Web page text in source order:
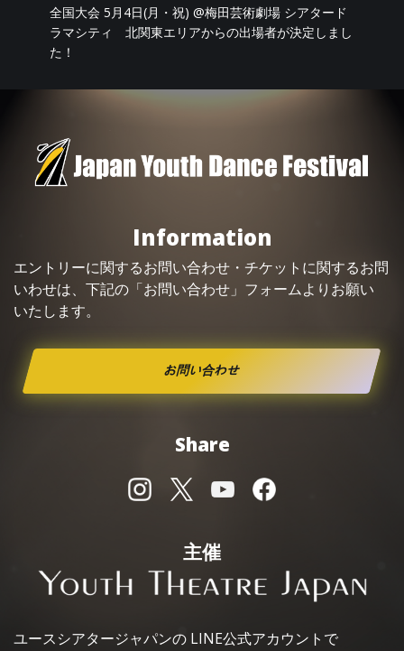
全国大会 5月4日(月・祝) @梅田芸術劇場 シアタード
ラマシティ 北関東エリアからの出場者が決定しまし
た！
Information
エントリーに関するお問い合わせ・ チケット に関するお問
いわせは、下記の「お問い合わせ」フォームよりお願い
いたします。
お問い合わせ
Share
主催
ユースシアタージャパンの LINE公式アカウントで